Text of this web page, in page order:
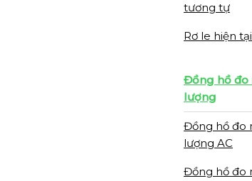
tương tự
Rơ le hiện
Đồng hồ đo
lượng
Đồng hồ đo
lượng AC
Đồng hồ đo